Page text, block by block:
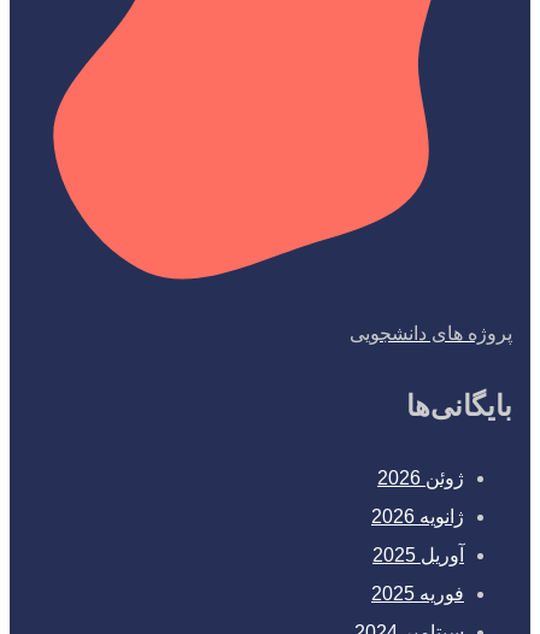
پروژه های دانشجویی
بایگانی‌ها
ژوئن 2026
ژانویه 2026
آوریل 2025
فوریه 2025